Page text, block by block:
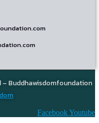
– Buddhawisdomfoundation
FacebookYoutube